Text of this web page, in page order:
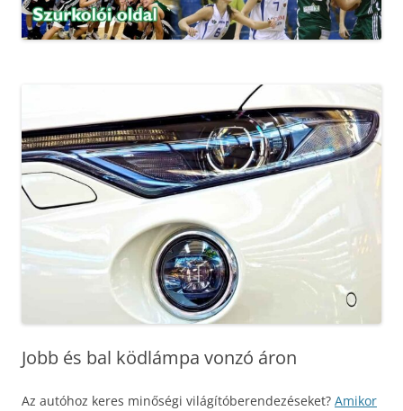
Jobb és bal ködlámpa vonzó áron
Az autóhoz keres minőségi világítóberendezéseket? Amikor